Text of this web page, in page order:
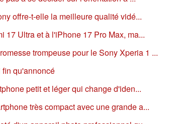
offre-t-elle la meilleure qualité vidé...
17 Ultra et à l'iPhone 17 Pro Max, ma...
trompeuse pour le Sony Xperia 1 ...
fin qu'annoncé
petit et léger qui change d'iden...
très compact avec une grande a...